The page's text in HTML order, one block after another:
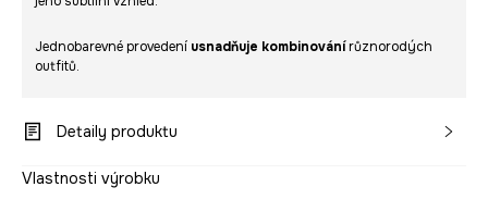
Jednobarevné provedení usnadňuje kombinovánírůznorodých
outfitů.
Detaily produktu
Vlastnosti výrobku